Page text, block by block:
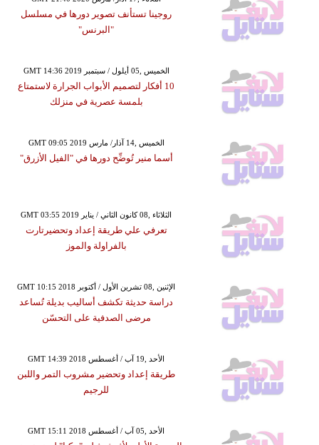
روجينا تستأنف تصوير دورها في مسلسل
"البرنس"
GMT 14:36 2019 الخميس ,05 أيلول / سبتمبر
10 أفكار لتصميم الأبواب الجرارة لاستمتاع
بلمسة عصرية في منزلك
GMT 09:05 2019 الخميس ,14 آذار/ مارس
أسما منير تُوضِّح دورها في "الفيل الأزرق"
GMT 03:55 2019 الثلاثاء ,08 كانون الثاني / يناير
تعرفي علي طريقة إعداد وتحضيرتارت
بالفراولة والموز
GMT 10:15 2018 الإثنين ,08 تشرين الأول / أكتوبر
دراسة حديثة تكشف أساليب بديلة تُساعد
مرضى الصدفية على التحسّن
GMT 14:39 2018 الأحد ,19 آب / أغسطس
طريقة إعداد وتحضير مشروب التمر واللبن
للرجيم
GMT 15:11 2018 الأحد ,05 آب / أغسطس